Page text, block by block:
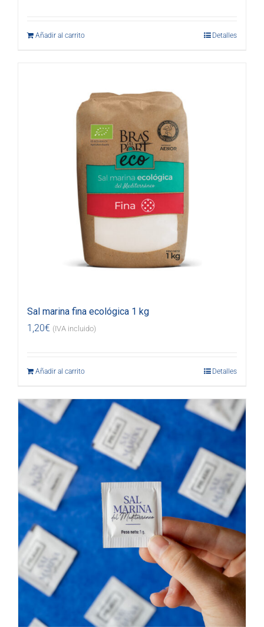
Añadir al carrito Detalles
Sal marina fina ecológica 1 kg
1,20€ (IVA incluido)
Añadir al carrito Detalles